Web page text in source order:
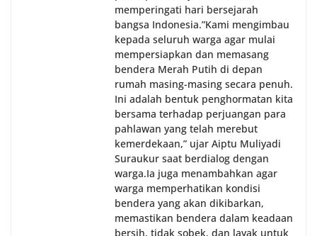
memperingati hari bersejarah
bangsa Indonesia.‎‎”Kami mengimbau
kepada seluruh warga agar mulai
mempersiapkan dan memasang
bendera Merah Putih di depan
rumah masing-masing secara penuh.
Ini adalah bentuk penghormatan kita
bersama terhadap perjuangan para
pahlawan yang telah merebut
kemerdekaan,” ujar Aiptu Muliyadi
Suraukur saat berdialog dengan
warga.‎‎Ia juga menambahkan agar
warga memperhatikan kondisi
bendera yang akan dikibarkan,
memastikan bendera dalam keadaan
bersih, tidak sobek, dan layak untuk